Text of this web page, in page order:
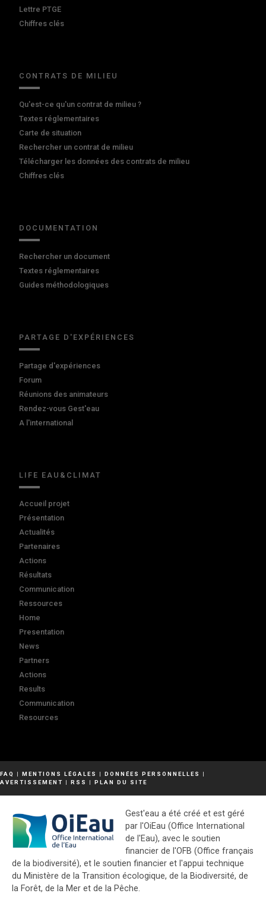
Lettre PTGE
Chiffres clés
CONTRATS DE MILIEU
Qu'est-ce qu'un contrat de milieu ?
Textes réglementaires
Carte de situation
Rechercher un contrat de milieu
Télécharger les données des contrats de milieu
Chiffres clés
DOCUMENTATION
Rechercher un document
Textes réglementaires
Guides méthodologiques
PARTAGE D'EXPÉRIENCES
Partage d'expériences
Forum
Réunions des animateurs
Rendez-vous Gest'eau
A l'international
LIFE EAU&CLIMAT
Accueil projet
Présentation
Actualités
Partenaires
Actions
Résultats
Communication
Ressources
Home
Presentation
News
Partners
Actions
Results
Communication
Resources
FAQ | MENTIONS LÉGALES | DONNÉES PERSONNELLES
|
AVERTISSEMENT | RSS | PLAN DU SITE
Gest'eau a été créé et est géré
par l'OiEau (Office International
de l'Eau), avec le soutien
financier de l'OFB (Office français
de la biodiversité), et le soutien financier et l'appui technique
du Ministère de la Transition écologique, de la Biodiversité, de
la Forêt, de la Mer et de la Pêche.